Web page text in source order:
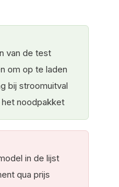
van de test
om op te laden
bij stroomuitval
noodpakket
in de lijst
qua prijs